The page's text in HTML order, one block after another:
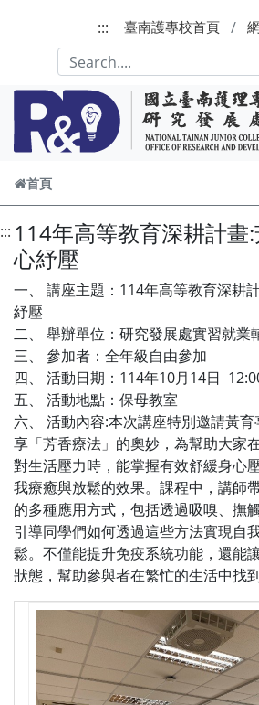
:::
臺南護專校首頁
首頁
::: 114年高等教育深耕計畫
心紓壓
一、 講座主題：114年高等教育深耕
紓壓
二、 舉辦單位：研究發展處實習就業
三、 參加者：全年級自由參加
四、 活動日期：114年10月14日
五、 活動地點：保母教室
六、 活動內容:本次講座特別邀請黃
享「芳香療法」的奧妙，為幫助大家
對生活壓力時，能掌握有效舒緩身心
我療癒與放鬆的效果。課程中，講師
的多種應用方式，包括透過吸嗅、撫
引導同學們如何透過這些方法實現自
鬆。不僅能提升免疫系統功能，還能
狀態，幫助參與者在繁忙的生活中找